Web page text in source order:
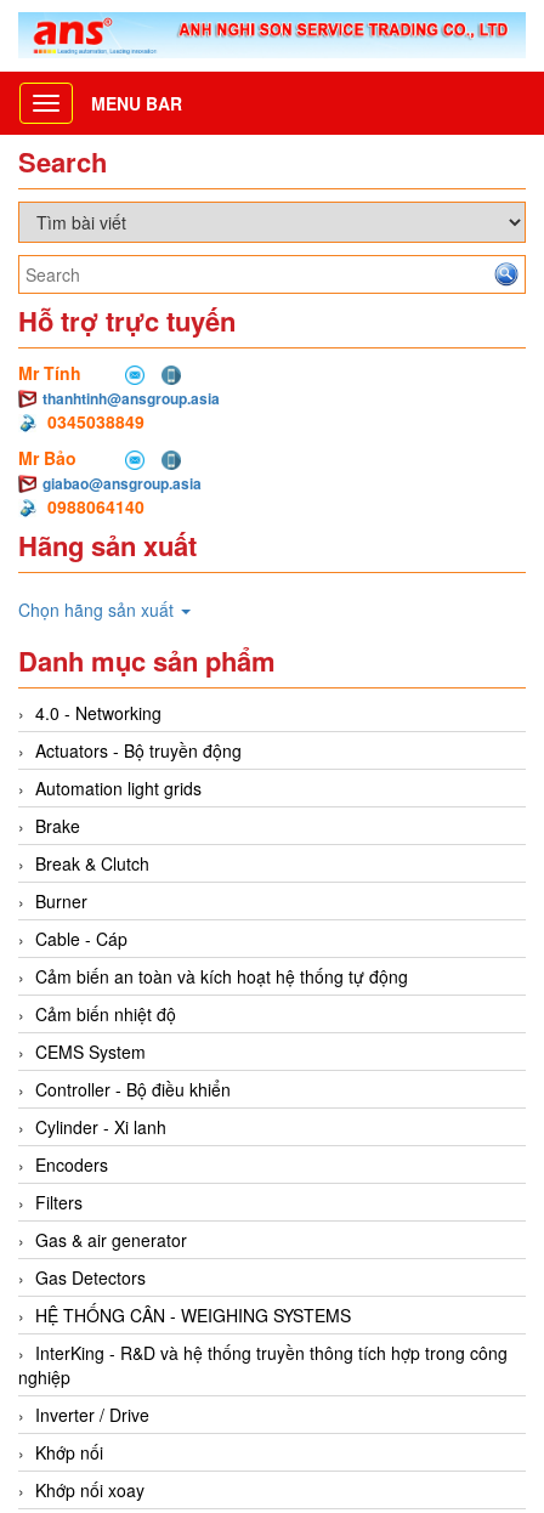
Toggle
navigation
MENU BAR
Search
Hỗ trợ trực tuyến
Mr Tính
thanhtinh@ansgroup.asia
0345038849
Mr Bảo
giabao@ansgroup.asia
0988064140
Hãng sản xuất
Chọn hãng sản xuất
Danh mục sản phẩm
4.0 - Networking
Actuators - Bộ truyền động
Automation light grids
Brake
Break & Clutch
Burner
Cable - Cáp
Cảm biến an toàn và kích hoạt hệ thống tự động
Cảm biến nhiệt độ
CEMS System
Controller - Bộ điều khiển
Cylinder - Xi lanh
Encoders
Filters
Gas & air generator
Gas Detectors
HỆ THỐNG CÂN - WEIGHING SYSTEMS
InterKing - R&D và hệ thống truyền thông tích hợp trong công
nghiệp
Inverter / Drive
Khớp nối
Khớp nối xoay